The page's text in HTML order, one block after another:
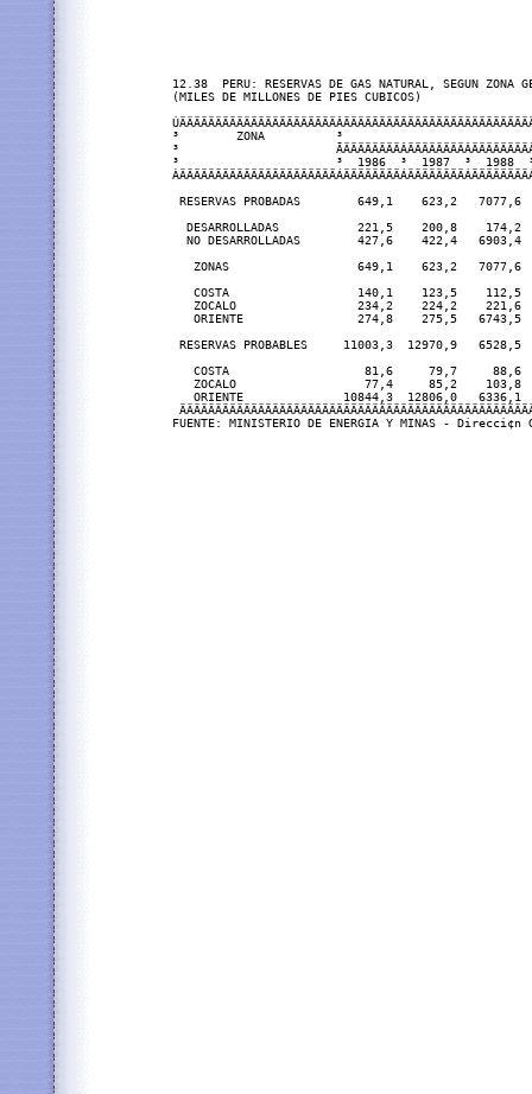
12.38  PERU: RESERVAS DE GAS NATURAL, SEGUN ZONA
(MILES DE MILLONES DE PIES CUBICOS)
³        ZONA          ³
³
³                      ³  1986  ³  1987  ³  1988  ³
RESERVAS PROBADAS        649,1    623,2
DESARROLLADAS           221,5    200,8    174,2
NO DESARROLLADAS        427,6    422,4   6903,4
ZONAS                  649,1    623,2   7077,6
COSTA                  140,1    123,5    112,5
ZOCALO                 234,2    224,2    221,6
ORIENTE                274,8    275,5   6743,5
RESERVAS PROBABLES     11003,3  12970,9
COSTA                   81,6     79,7     88,6
ZOCALO                  77,4     85,2    103,8
ORIENTE              10844,3  12806,0   6336,1